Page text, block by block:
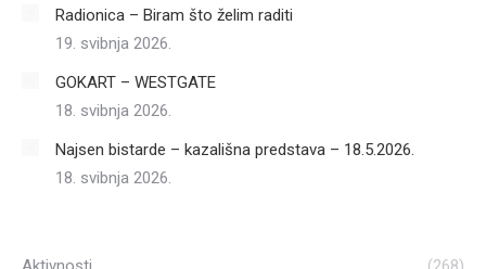
Radionica – Biram što želim raditi
19. svibnja 2026.
GOKART – WESTGATE
18. svibnja 2026.
Najsen bistarde – kazališna predstava – 18.5.2026.
18. svibnja 2026.